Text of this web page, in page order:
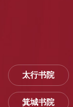
太行书院
箕城书院